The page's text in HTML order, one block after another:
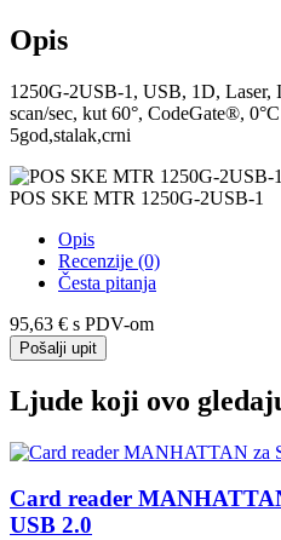
Opis
1250G-2USB-1, USB, 1D, Laser,
scan/sec, kut 60°, CodeGate®,
5god,stalak,crni
POS SKE MTR 1250G-2USB-1
Opis
Recenzije (0)
Česta pitanja
95,63 € s PDV-om
Pošalji upit
Ljude koji ovo
Card reader
USB 2.0